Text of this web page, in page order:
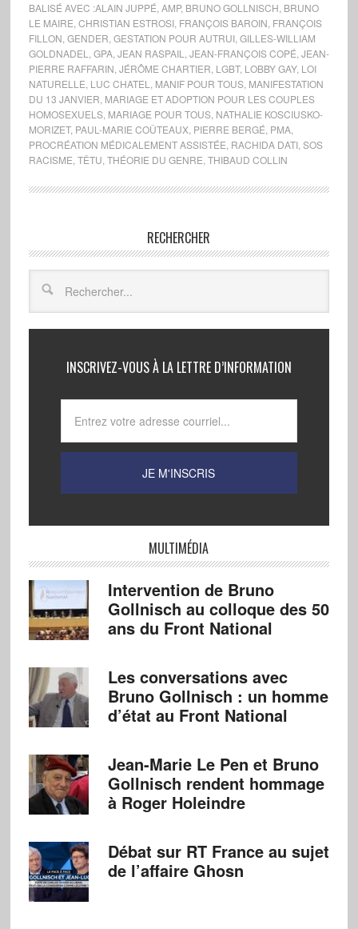
BALISÉ AVEC :ALAIN JUPPÉ AMP, BRUNO GOLLNISCH BRUNO
LE MAIRE CHRISTIAN ESTROSI, FRANÇOIS BAROIN FRANÇOIS
FILLON GENDER GESTATION POUR AUTRUI, GILLES-WILLIAM
GOLDNADEL
GPA, JEAN RASPAIL JEAN-FRANÇOIS COPÉ JEAN-
PIERRE RAFFARIN JÉRÔME CHARTIER LGBT, LOBBY GAY, LOI
NATURELLE LUC CHATEL MANIF POUR TOUS, MANIFESTATION
DU 13 JANVIER MARIAGE ET ADOPTION POUR LES COUPLES
HOMOSEXUELS, MARIAGE POUR TOUS, NATHALIE KOSCIUSKO-
MORIZET, PAUL-MARIE COÛTEAUX, PIERRE BERGÉ PMA,
PROCRÉATION MÉDICALEMENT ASSISTÉE RACHIDA DATI, SOS
RACISME TÊTU THÉORIE DU GENRE THIBAUD COLLIN
RECHERCHER
INSCRIVEZ-VOUS À LA LETTRE D’INFORMATION
MULTIMÉDIA
Intervention de Bruno
Gollnisch au colloque des 50
ans du Front National
Les conversations avec
Bruno Gollnisch : un homme
d’état au Front National
Jean-Marie Le Pen et Bruno
Gollnisch rendent hommage
à Roger Holeindre
Débat sur RT France au sujet
de l’affaire Ghosn